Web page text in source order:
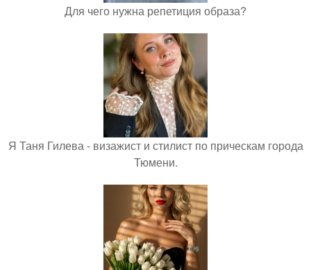
Для чего нужна репетиция образа?
Я Таня Гилева - визажист и стилист по прическам города
Тюмени.